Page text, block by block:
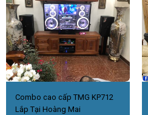
Combo cao cấp TMG KP712
Lắp Tại Hoàng Mai